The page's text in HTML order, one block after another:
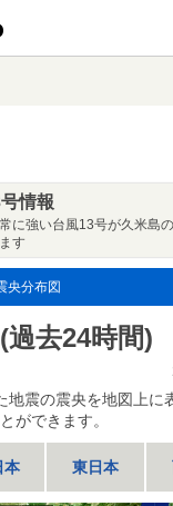
情報
に強い台風13号が久米島
す
央分布図
過去24時間)
地震の震央を地図上に
ができます。
本 東日本